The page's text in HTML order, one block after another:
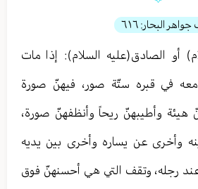
جواهر البحار: ٦١٦
أو الصادق(عليه السلام): إذا مات
في قبره ستّة صور، فيهنّ صورة
هيئة وأطيبهنّ ريحاً وأنظفهنّ صورة،
وأخرى عن يساره وأخرى بين يديه
رجله، وتقف‏ التي هي أحسنهنّ فوق